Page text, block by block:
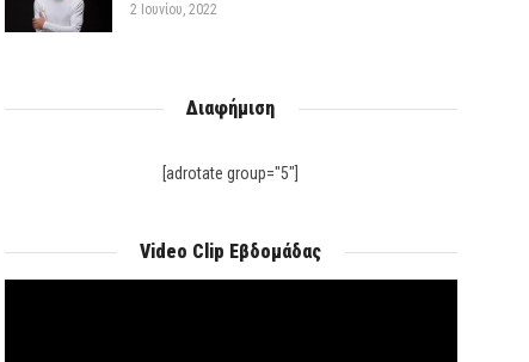
2 Ιουνίου, 2022
Διαφήμιση
[adrotate group="5"]
Video Clip Εβδομάδας